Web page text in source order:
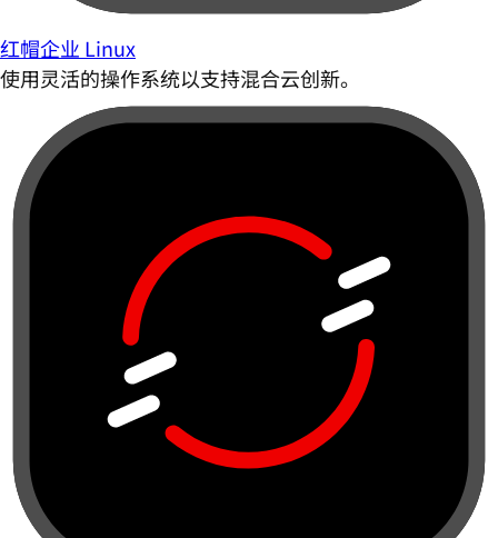
红帽企业 Linux
使用灵活的操作系统以支持混合云创新。